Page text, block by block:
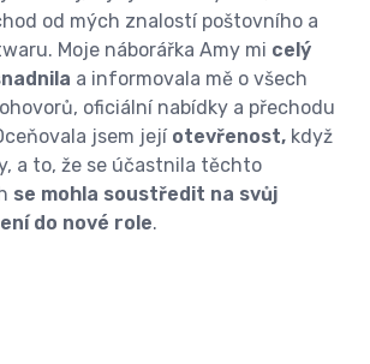
od mých znalostí poštovního a
Moje náborářka Amy mi celý
a informovala mě o všech
oficiální nabídky a přechodu
jsem její otevřenost, když
a to, že se účastnila těchto
se mohla soustředit na svůj
do nové role.